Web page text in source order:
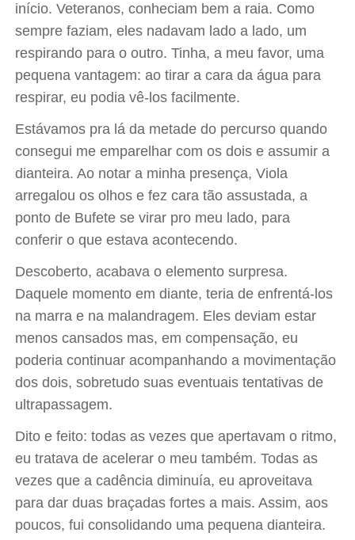
início. Veteranos, conheciam bem a raia. Como
sempre faziam, eles nadavam lado a lado, um
respirando para o outro. Tinha, a meu favor, uma
pequena vantagem: ao tirar a cara da água para
respirar, eu podia vê-los facilmente.
Estávamos pra lá da metade do percurso quando
consegui me emparelhar com os dois e assumir a
dianteira. Ao notar a minha presença, Viola
arregalou os olhos e fez cara tão assustada, a
ponto de Bufete se virar pro meu lado, para
conferir o que estava acontecendo.
Descoberto, acabava o elemento surpresa.
Daquele momento em diante, teria de enfrentá-los
na marra e na malandragem. Eles deviam estar
menos cansados mas, em compensação, eu
poderia continuar acompanhando a movimentação
dos dois, sobretudo suas eventuais tentativas de
ultrapassagem.
Dito e feito: todas as vezes que apertavam o ritmo,
eu tratava de acelerar o meu também. Todas as
vezes que a cadência diminuía, eu aproveitava
para dar duas braçadas fortes a mais. Assim, aos
poucos, fui consolidando uma pequena dianteira.